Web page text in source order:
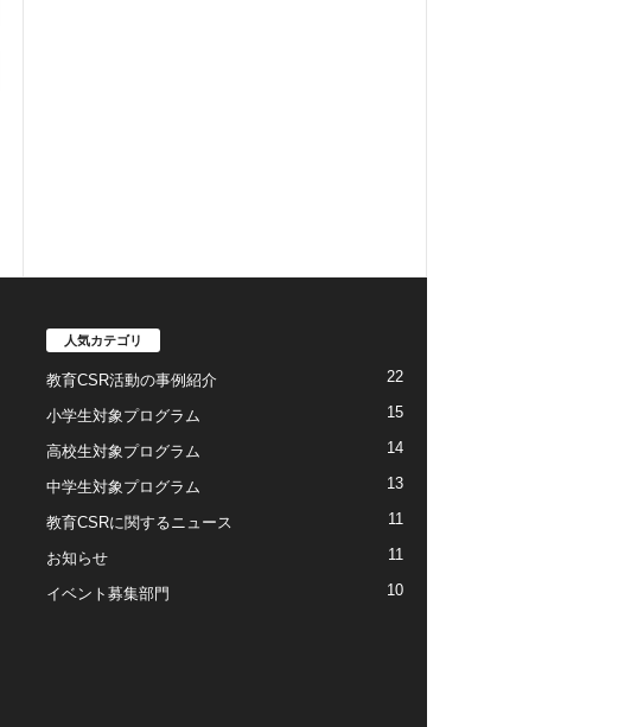
人気カテゴリ
教育CSR活動の事例紹介 22
小学生対象プログラム 15
高校生対象プログラム 14
中学生対象プログラム 13
教育CSRに関するニュース 11
お知らせ 11
イベント募集部門 10